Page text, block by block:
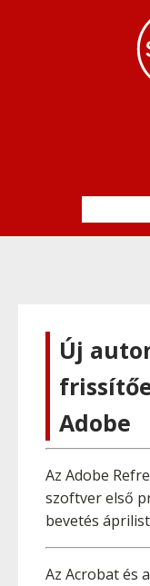
Új
Adobe
Az Adobe
szoftver első
bevetés
Az Acrobat és